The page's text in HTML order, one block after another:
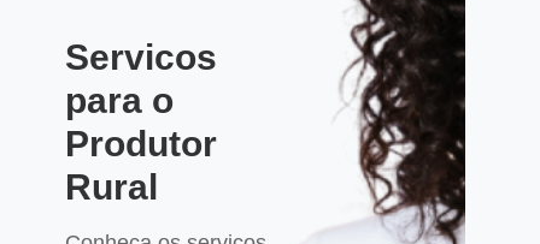
Servicos
para o
Produtor
Rural